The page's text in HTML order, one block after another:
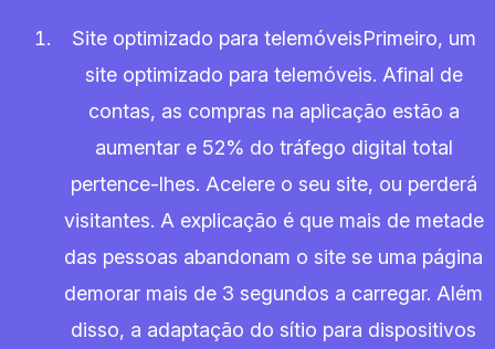
Site optimizado para telemóveisPrimeiro, um
site optimizado para telemóveis. Afinal de
contas, as compras na aplicação estão a
aumentar e 52% do tráfego digital total
pertence-lhes. Acelere o seu site, ou perderá
visitantes. A explicação é que mais de metade
das pessoas abandonam o site se uma página
demorar mais de 3 segundos a carregar. Além
disso, a adaptação do sítio para dispositivos